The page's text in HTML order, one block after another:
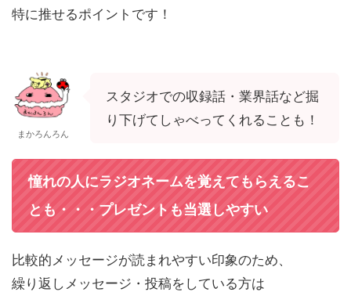
特に推せるポイントです！
まかろんろん
スタジオでの収録話・業界話など掘
り下げてしゃべってくれることも！
憧れの人にラジオネームを覚えてもらえるこ
とも・・・プレゼントも当選しやすい
比較的メッセージが読まれやすい印象のため、
繰り返しメッセージ・投稿をしている方は